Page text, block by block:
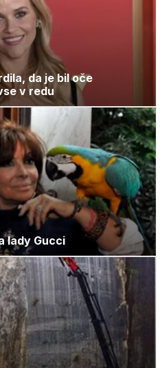
da je bil oče
v redu
lady Gucci